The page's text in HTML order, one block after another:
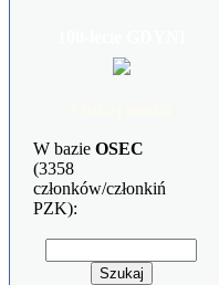
W bazie OSEC
(3358
członków/członkiń
PZK):